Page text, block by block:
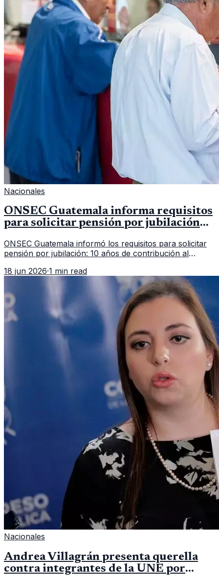
Nacionales
ONSEC Guatemala informa requisitos
para solicitar pensión por jubilación
ONSEC Guatemala informó los requisitos para solicitar
pensión por jubilación: 10 años de contribución al
importar edad.
18 jun 2026·1 min read
Nacionales
Andrea Villagrán presenta querella
contra integrantes de la UNE por